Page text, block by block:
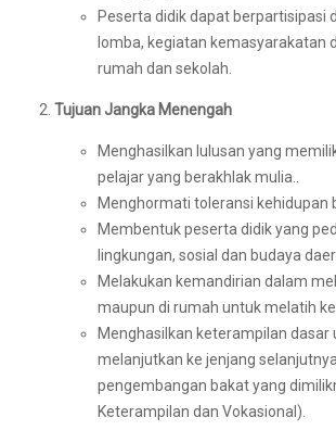
Peserta didik dapat berpartisipasi
lomba, kegiatan kemasyarakatan
rumah dan sekolah.
Tujuan Jangka Menengah
Menghasilkan lulusan yang
pelajar yang berakhlak mulia..
Menghormati toleransi kehidupan
Membentuk peserta didik yang
lingkungan, sosial dan budaya
Melakukan kemandirian dalam
maupun di rumah untuk melatih
Menghasilkan keterampilan dasar
melanjutkan ke jenjang
pengembangan bakat yang
Keterampilan dan Vokasional).